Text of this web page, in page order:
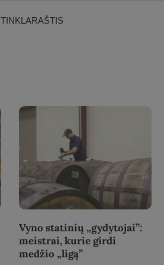
TINKLARAŠTIS
Vyno statinių „gydytojai”:
meistrai, kurie girdi
medžio „ligą”